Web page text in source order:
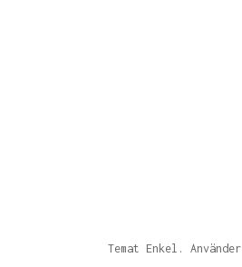
Temat Enkel. Använder